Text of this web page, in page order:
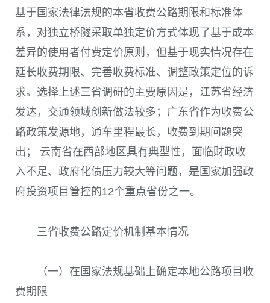
基于国家法律法规的本省收费公路期限和标准体
系，对独立桥隧采取单独定价方式体现了基于成本
差异的使用者付费定价原则，但基于现实情况存在
延长收费期限、完善收费标准、调整政策定位的诉
求。选择上述三省调研的主要原因是，江苏省经济
发达，交通领域创新做法较多；广东省作为收费公
路政策发源地，通车里程最长，收费到期问题突
出； 云南省在西部地区具有典型性，面临财政收
入不足、政府化债压力较大等问题，是国家加强政
府投资项目管控的12个重点省份之一。
三省收费公路定价机制基本情况
（一）在国家法规基础上确定本地公路项目收
费期限